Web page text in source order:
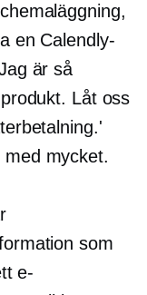
en Calendly-
är så
Låt oss
mycket.
som
e-